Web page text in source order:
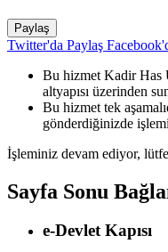
Paylaş
Twitter'da Paylaş
Bu hizmet Kadir Has
altyapısı üzerinden
Bu hizmet tek
gönderdiğinizde
İşleminiz devam ediyor,
Sayfa Sonu
e-Devlet Kapısı